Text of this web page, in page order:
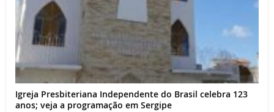
Igreja Presbiteriana Independente do Brasil celebra 123
anos; veja a programação em Sergipe